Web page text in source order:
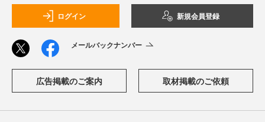
ログイン 新規会員登録
メールバックナンバー
広告掲載のご案内 取材掲載のご依頼